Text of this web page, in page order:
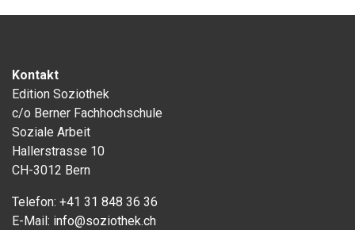
Kontakt
Edition Soziothek
c/o Berner Fachhochschule
Soziale Arbeit
Hallerstrasse 10
CH-3012 Bern
Telefon: +41 31 848 36 36
E-Mail: info@soziothek.ch